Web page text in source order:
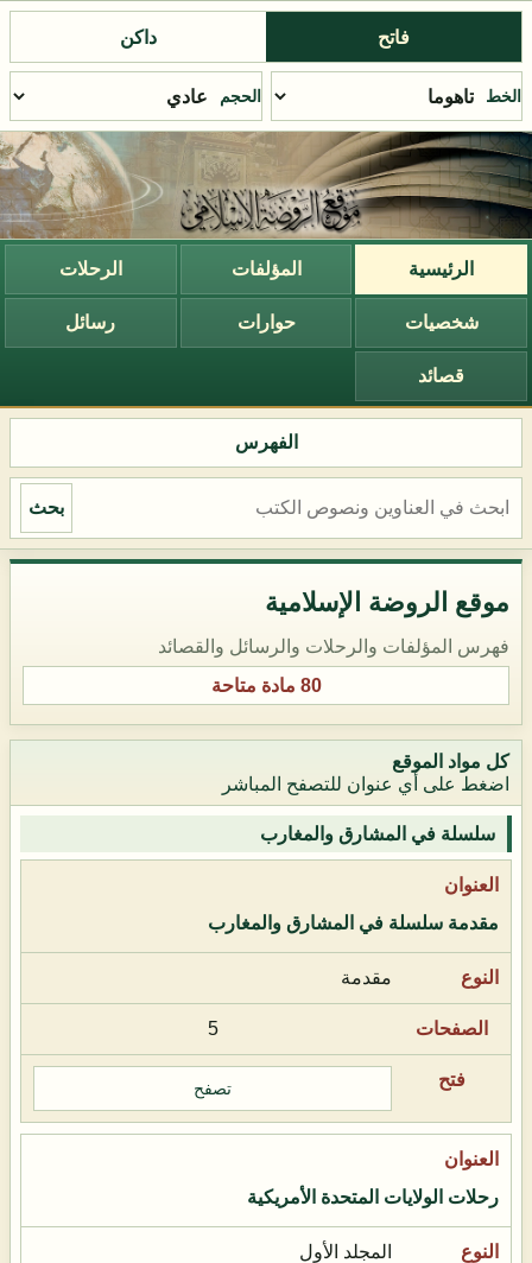
فاتح داكن
الخط الحجم
الرئيسية المؤلفات الرحلات
شخصيات حوارات رسائل
قصائد
الفهرس
بحث
موقع الروضة الإسلامية
فهرس المؤلفات والرحلات والرسائل والقصائد
80 مادة متاحة
كل مواد الموقع
اضغط على أي عنوان للتصفح المباشر
سلسلة في المشارق والمغارب
مقدمة سلسلة في المشارق والمغارب
مقدمة
5
تصفح
رحلات الولايات المتحدة الأمريكية
المجلد الأول